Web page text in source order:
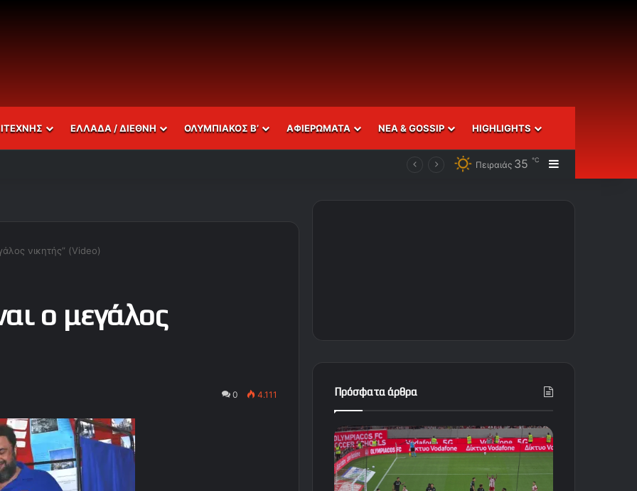
ΕΛΛΑΔΑ / ΔΙΕΘΝΗ ΟΛΥΜΠΙΑΚΟΣ Β’ ΑΦΙΕΡΩΜΑΤΑ ΝΕΑ & GOSSIP HIGHLIGHTS
Πειραιάς 35 ℃
νικητής” (Video)
ο μεγάλος
0 4.111 Πρόσφατα άρθρα